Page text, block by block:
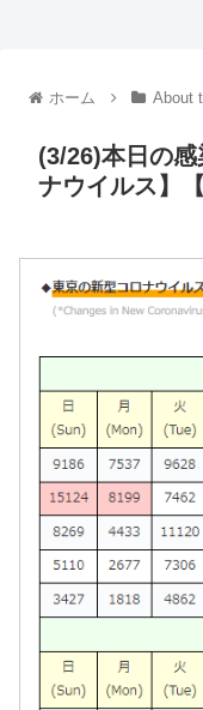
ホーム About
(3/26)本日の
ナウイルス】